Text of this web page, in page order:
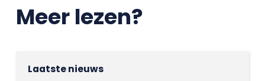
Meer lezen?
Laatste nieuws